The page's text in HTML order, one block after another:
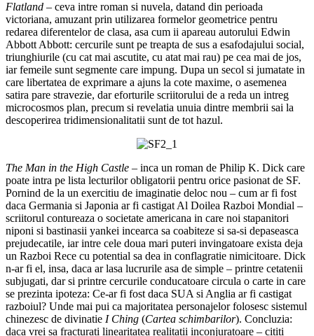
Flatland – ceva intre roman si nuvela, datand din perioada
victoriana, amuzant prin utilizarea formelor geometrice pentru
redarea diferentelor de clasa, asa cum ii apareau autorului Edwin
Abbott Abbott: cercurile sunt pe treapta de sus a esafodajului social,
triunghiurile (cu cat mai ascutite, cu atat mai rau) pe cea mai de jos,
iar femeile sunt segmente care impung. Dupa un secol si jumatate in
care libertatea de exprimare a ajuns la cote maxime, o asemenea
satira pare stravezie, dar eforturile scriitorului de a reda un intreg
microcosmos plan, precum si revelatia unuia dintre membrii sai la
descoperirea tridimensionalitatii sunt de tot hazul.
The Man in the High Castle – inca un roman de Philip K. Dick care
poate intra pe lista lecturilor obligatorii pentru orice pasionat de SF.
Pornind de la un exercitiu de imaginatie deloc nou – cum ar fi fost
daca Germania si Japonia ar fi castigat Al Doilea Razboi Mondial –
scriitorul contureaza o societate americana in care noi stapanitori
niponi si bastinasii yankei incearca sa coabiteze si sa-si depaseasca
prejudecatile, iar intre cele doua mari puteri invingatoare exista deja
un Razboi Rece cu potential sa dea in conflagratie nimicitoare. Dick
n-ar fi el, insa, daca ar lasa lucrurile asa de simple – printre cetatenii
subjugati, dar si printre cercurile conducatoare circula o carte in care
se prezinta ipoteza: Ce-ar fi fost daca SUA si Anglia ar fi castigat
razboiul? Unde mai pui ca majoritatea personajelor folosesc sistemul
chinezesc de divinatie I Ching (Cartea schimbarilor). Concluzia:
daca vrei sa fracturati linearitatea realitatii inconjuratoare – cititi